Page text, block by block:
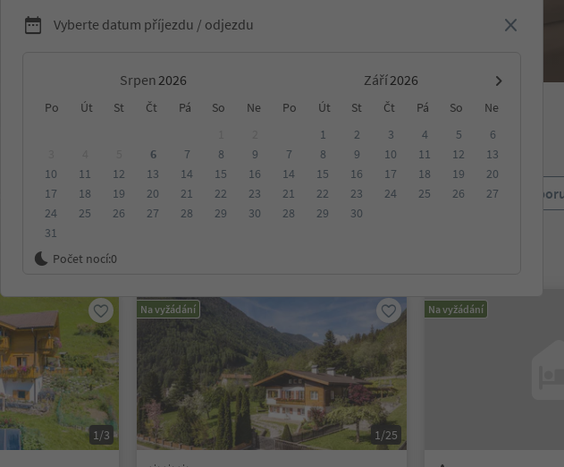
Vyberte datum příjezdu / odjezdu
Srpen Září
Po Út St Čt Pá So Ne Po Út St Čt Pá So
Ne
6 7 8
9
10
11 12 13 14 15
16
17
18 19 20 21 22
23
24
25 26 27 28 29
30
31
1 2 3 4 5
6
7
8 9 10 11 12
13
14
15 16 17 18 19
20
21
22 23 24 25 26
27
28
29 30
Počet nocí:0
v Jižním Tyrolsku
Objednat:
1/3
Na vyžádání
1/25
Na vyžádání